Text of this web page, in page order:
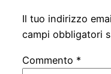
Il tuo indirizzo
campi obbligatori
Commento *